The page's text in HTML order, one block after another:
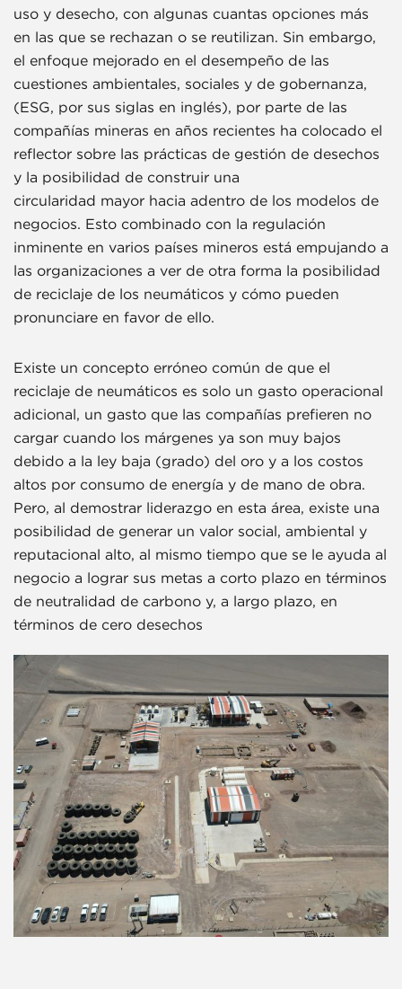
uso y desecho, con algunas cuantas opciones más
en las que se rechazan o se reutilizan. Sin embargo,
el enfoque mejorado en el desempeño de las
cuestiones ambientales, sociales y de gobernanza,
(ESG, por sus siglas en inglés), por parte de las
compañías mineras en años recientes ha colocado el
reflector sobre las prácticas de gestión de desechos
y la posibilidad de construir una
circularidad mayor hacia adentro de los modelos de
negocios. Esto combinado con la regulación
inminente en varios países mineros está empujando a
las organizaciones a ver de otra forma la posibilidad
de reciclaje de los neumáticos y cómo pueden
pronunciare en favor de ello.
Existe un concepto erróneo común de que el
reciclaje de neumáticos es solo un gasto operacional
adicional, un gasto que las compañías prefieren no
cargar cuando los márgenes ya son muy bajos
debido a la ley baja (grado) del oro y a los costos
altos por consumo de energía y de mano de obra.
Pero, al demostrar liderazgo en esta área, existe una
posibilidad de generar un valor social, ambiental y
reputacional alto, al mismo tiempo que se le ayuda al
negocio a lograr sus metas a corto plazo en términos
de neutralidad de carbono y, a largo plazo, en
términos de cero desechos